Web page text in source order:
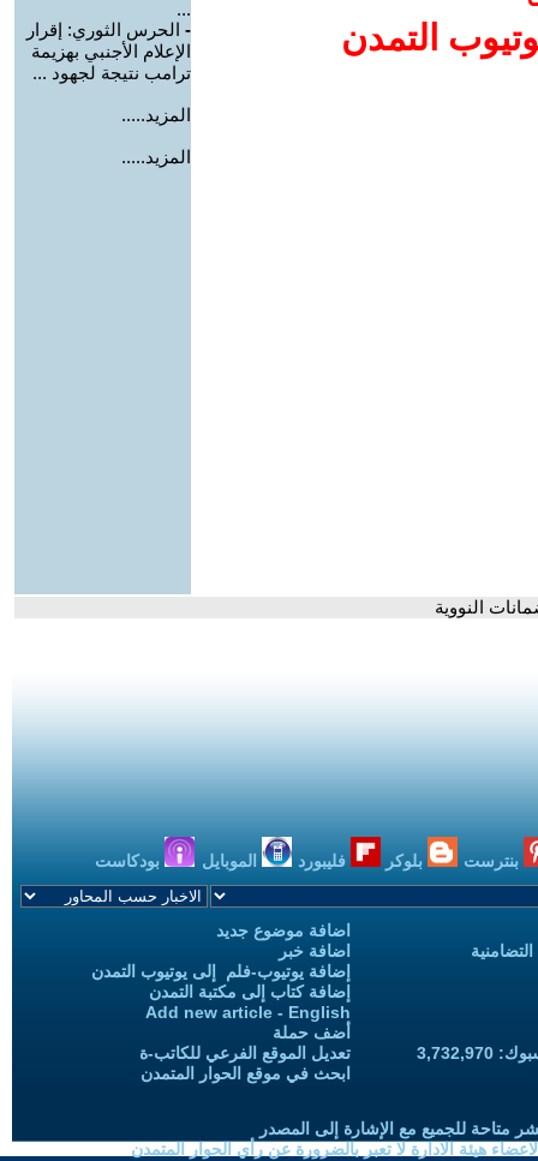
التمدن
...
- الحرس الثوري: إقرار
الإعلام الأجنبي بهزيمة
ترامب نتيجة لجهود ...
المزيد.....
المزيد.....
النووية
بنترست بلوكر فليبورد الموبايل بودكاست
اضافة موضوع جديد
اضافة خبر
إضافة يوتيوب-فلم إلى يوتيوب التمدن
إضافة كتاب إلى مكتبة التمدن
Add new article - English
أضف حملة
تعديل الموقع الفرعي للكاتب-ة
ابحث في موقع الحوار المتمدن
متاحة للجميع مع الإشارة إلى المصدر
هيئة الادارة لا تعبر بالضرورة عن رأي الحوار المتمدن